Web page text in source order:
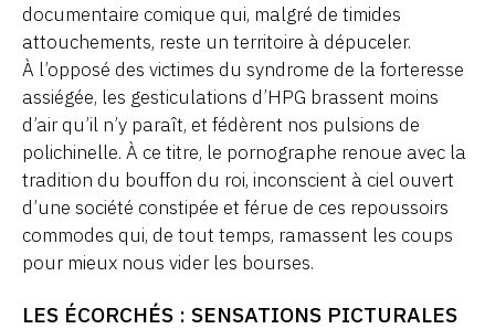
documentaire comique qui, malgré de timides
attouchements, reste un territoire à dépuceler.
À l’opposé des victimes du syndrome de la forteresse
assiégée, les gesticulations d’HPG brassent moins
d’air qu’il n’y paraît, et fédèrent nos pulsions de
polichinelle. À ce titre, le pornographe renoue avec la
tradition du bouffon du roi, inconscient à ciel ouvert
d’une société constipée et férue de ces repoussoirs
commodes qui, de tout temps, ramassent les coups
pour mieux nous vider les bourses.
LES ÉCORCHÉS : SENSATIONS PICTURALES